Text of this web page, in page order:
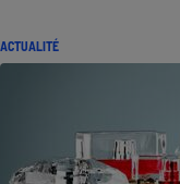
ACTUALITÉ